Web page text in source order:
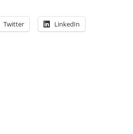
Twitter LinkedIn